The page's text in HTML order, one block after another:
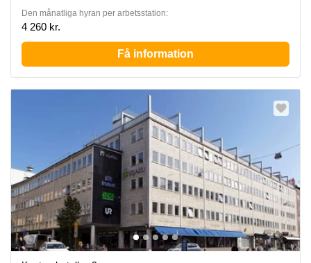
Den månatliga hyran per arbetsstation:
4 260 kr.
Få information